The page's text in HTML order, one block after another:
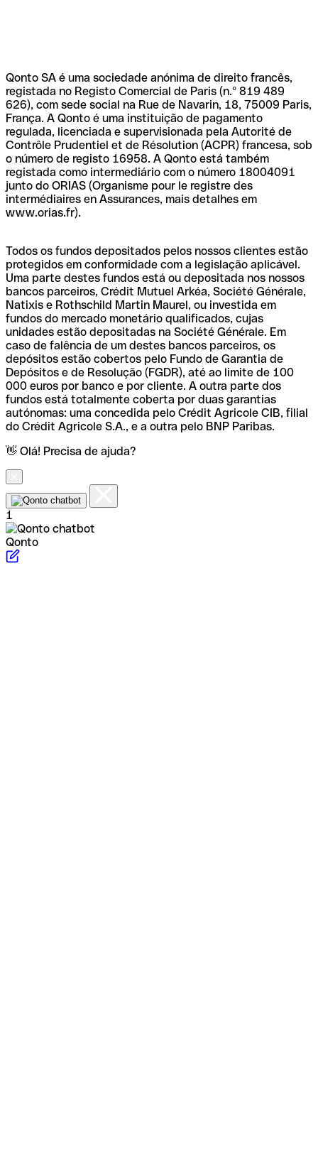
Qonto SA é uma sociedade anónima de direito francês,
registada no Registo Comercial de Paris (n.º 819 489
626), com sede social na Rue de Navarin, 18, 75009 Paris,
França. A Qonto é uma instituição de pagamento
regulada, licenciada e supervisionada pela Autorité de
Contrôle Prudentiel et de Résolution (ACPR) francesa, sob
o número de registo 16958. A Qonto está também
registada como intermediário com o número 18004091
junto do ORIAS (Organisme pour le registre des
intermédiaires en Assurances, mais detalhes em
www.orias.fr).
Todos os fundos depositados pelos nossos clientes estão
protegidos em conformidade com a legislação aplicável.
Uma parte destes fundos está ou depositada nos nossos
bancos parceiros, Crédit Mutuel Arkéa, Société Générale,
Natixis e Rothschild Martin Maurel, ou investida em
fundos do mercado monetário qualificados, cujas
unidades estão depositadas na Société Générale. Em
caso de falência de um destes bancos parceiros, os
depósitos estão cobertos pelo Fundo de Garantia de
Depósitos e de Resolução (FGDR), até ao limite de 100
000 euros por banco e por cliente. A outra parte dos
fundos está totalmente coberta por duas garantias
autónomas: uma concedida pelo Crédit Agricole CIB, filial
do Crédit Agricole S.A., e a outra pelo BNP Paribas.
👋 Olá! Precisa de ajuda?
1
Qonto